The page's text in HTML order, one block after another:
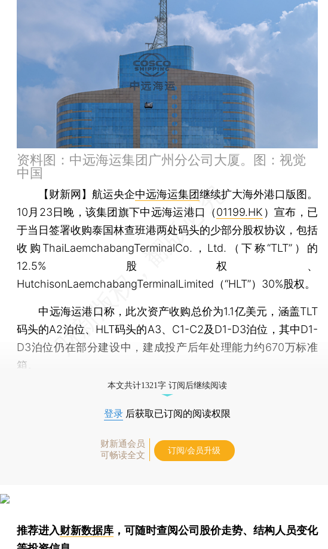
资料图：中远海运集团广州分公司大厦。图：视觉
中国
【财新网】 航运央企中远海运集团继续扩大海外港口版图。
10月23日晚，该集团旗下中远海运港口（01199.HK ）宣布，已
于当日签署收购泰国林查班港两处码头的少部分股权协议，包括
收购ThaiLaemchabangTerminalCo.，Ltd.（下称“TLT”）的
12.5%股权、
HutchisonLaemchabangTerminalLimited（“HLT”）30%股权。
中远海运港口称，此次资产收购总价为1.1亿美元，涵盖TLT
码头的A2泊位、HLT码头的A3、C1-C2及D1-D3泊位，其中D1-
D3泊位仍在部分建设中，建成投产后年处理能力约670万标准
箱。
本文共计1321字 订阅后继续阅读
登录 后获取已订阅的阅读权限
财新通会员
可畅读全文
订阅/会员升级
推荐进入财新数据库 ，可随时查阅公司股价走势、结构人员变化